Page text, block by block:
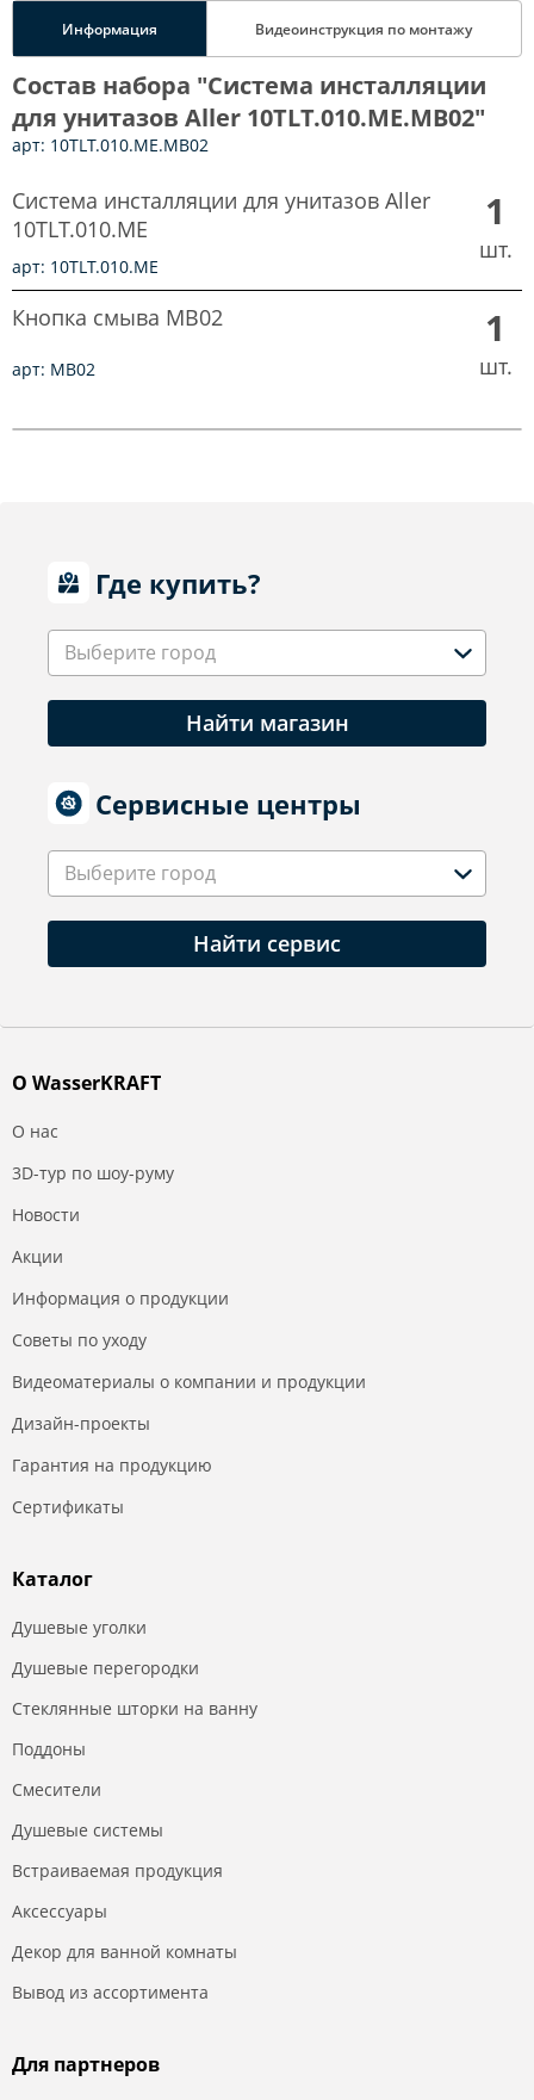
Информация Видеоинструкция по монтажу
Состав набора "Система инсталляции
для унитазов Aller 10TLT.010.ME.MB02"
арт: 10TLT.010.ME.MB02
Система инсталляции для унитазов Aller
10TLT.010.ME
арт: 10TLT.010.ME
1
шт.
Кнопка смыва MB02
арт: MB02
1
шт.
Где купить?
Выберите город
Найти магазин
Сервисные центры
Выберите город
Найти сервис
О WasserKRAFT
О нас
3D-тур по шоу-руму
Новости
Акции
Информация о продукции
Советы по уходу
Видеоматериалы о компании и продукции
Дизайн-проекты
Гарантия на продукцию
Сертификаты
Каталог
Душевые уголки
Душевые перегородки
Стеклянные шторки на ванну
Поддоны
Смесители
Душевые системы
Встраиваемая продукция
Аксессуары
Декор для ванной комнаты
Вывод из ассортимента
Для партнеров